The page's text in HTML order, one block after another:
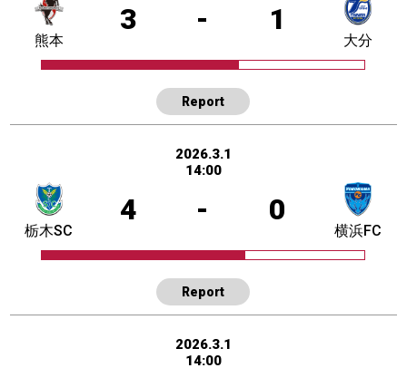
3 - 1
熊本 大分
Report
2026.3.1
14:00
4 - 0
栃木SC 横浜FC
Report
2026.3.1
14:00